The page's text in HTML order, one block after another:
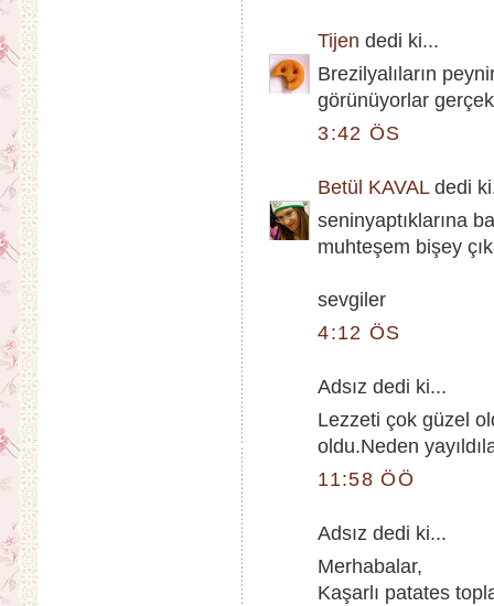
Tijen dedi ki...
Brezilyalıların
görünüyorlar
3:42 ÖS
Betül KAVALdedi
seninyaptıklarına
muhteşem bişey
sevgiler
4:12 ÖS
Adsız dedi ki...
Lezzeti çok güzel
oldu.Neden
11:58 ÖÖ
Adsız dedi ki...
Merhabalar,
Kaşarlı patates